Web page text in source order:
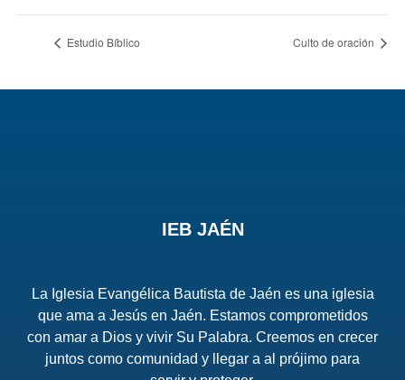
Estudio Bíblico Culto de oración
IEB JAÉN
La Iglesia Evangélica Bautista de Jaén es una iglesia
que ama a Jesús en Jaén. Estamos comprometidos
con amar a Dios y vivir Su Palabra. Creemos en crecer
juntos como comunidad y llegar a al prójimo para